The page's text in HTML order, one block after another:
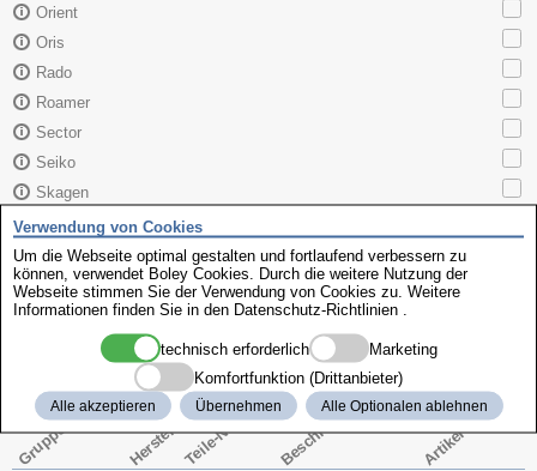
Orient
Oris
Rado
Roamer
Sector
Seiko
Skagen
TAG Heuer
Tissot
Zenith
Citizen 4-K01060
Gruppe HerstellerTeile-Nr. Beschreibung Artikel-Nr.
Verwendung von Cookies
Um die Webseite optimal gestalten und fortlaufend verbessern zu
können, verwendet Boley Cookies. Durch die weitere Nutzung der
Webseite stimmen Sie der Verwendung von Cookies zu. Weitere
Informationen finden Sie in den Datenschutz-Richtlinien
technisch erforderlich
Marketing
Komfortfunktion (Drittanbieter)
Alle akzeptieren Übernehmen Alle Optionalen ablehnen